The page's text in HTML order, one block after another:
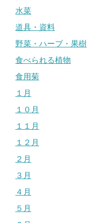
水菜
道具・資料
野菜・ハーブ・果樹
食べられる植物
食用菊
１月
１０月
１１月
１２月
２月
３月
４月
５月